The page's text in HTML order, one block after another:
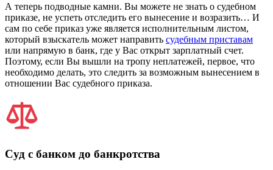
А теперь подводные камни. Вы можете не знать о судебном
приказе, не успеть отследить его вынесение и возразить… И
сам по себе приказ уже является исполнительным листом,
который взыскатель может направить судебным приставам
или напрямую в банк, где у Вас открыт зарплатный счет.
Поэтому, если Вы вышли на тропу неплатежей, первое, что
необходимо делать, это следить за возможным вынесением в
отношении Вас судебного приказа.
Суд с банком до банкротства